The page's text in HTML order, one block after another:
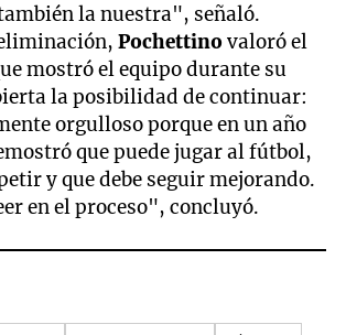
la nuestra", señaló.
Pochettinovaloró el
mostró el equipo durante su
la posibilidad de continuar:
orgulloso porque en un año
que puede jugar al fútbol,
y que debe seguir mejorando.
en el proceso", concluyó.